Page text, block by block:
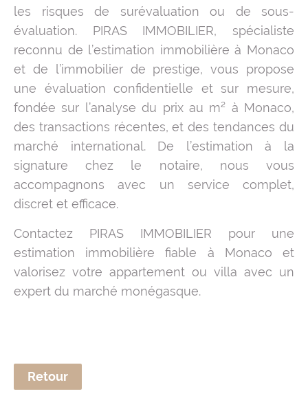
les risques de surévaluation ou de sous-
évaluation. PIRAS IMMOBILIER, spécialiste
reconnu de l’estimation immobilière à Monaco
et de l’immobilier de prestige, vous propose
une évaluation confidentielle et sur mesure,
fondée sur l’analyse du prix au m² à Monaco,
des transactions récentes, et des tendances du
marché international. De l’estimation à la
signature chez le notaire, nous vous
accompagnons avec un service complet,
discret et efficace.
Contactez PIRAS IMMOBILIER pour une
estimation immobilière fiable à Monaco et
valorisez votre appartement ou villa avec un
expert du marché monégasque.
Retour